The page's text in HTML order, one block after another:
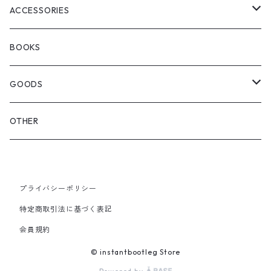
WOODBLOCK
SEDAN ALL-PURPOSE
BOOTS
BACKPACK
SHOULDER
OTHER BAGS
ACCESSORIES
EYE WEAR
CAP&HAT
GLOVES&SCARF
SHOULDER
SMALL BAG
BOOKS
GOODS
TOY
PINS& PINBACK
SOX
OTHER
プライバシーポリシー
特定商取引法に基づく表記
会員規約
© instantbootleg Store